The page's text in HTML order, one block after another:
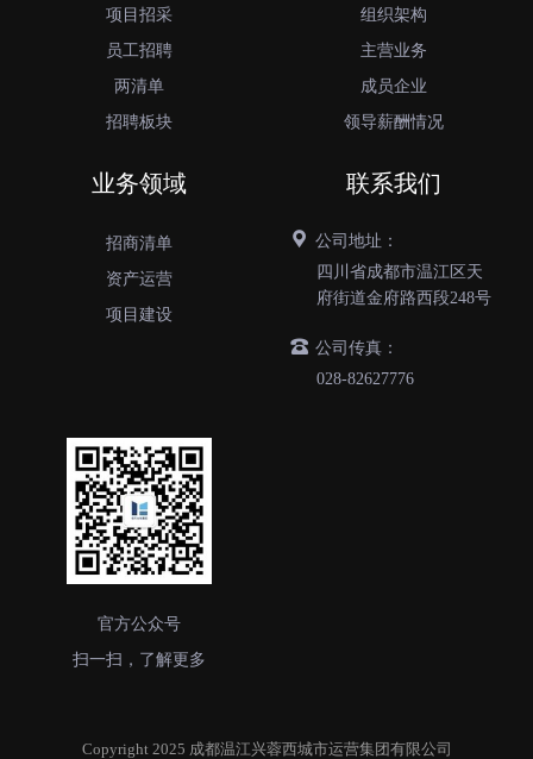
项目招采
员工招聘
两清单
招聘板块
组织架构
主营业务
成员企业
领导薪酬情况
业务领域
招商清单
资产运营
项目建设
联系我们
公司地址：
四川省成都市温江区天
府街道金府路西段248号
公司传真：
028-82627776
官方公众号
扫一扫，了解更多
Copyright 2025 成都温江兴蓉西城市运营集团有限公司